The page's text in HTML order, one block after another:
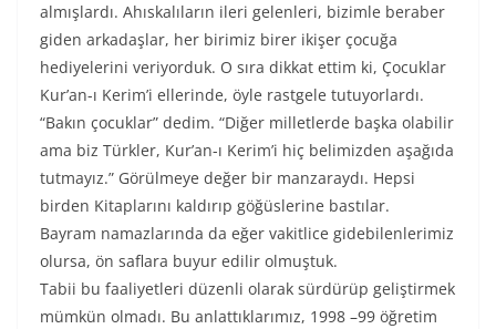
almışlardı. Ahıskalıların ileri gelenleri, bizimle beraber
giden arkadaşlar, her birimiz birer ikişer çocuğa
hediyelerini veriyorduk. O sıra dikkat ettim ki, Çocuklar
Kur’an-ı Kerim’i ellerinde, öyle rastgele tutuyorlardı.
“Bakın çocuklar” dedim. “Diğer milletlerde başka olabilir
ama biz Türkler, Kur’an-ı Kerim’i hiç belimizden aşağıda
tutmayız.” Görülmeye değer bir manzaraydı. Hepsi
birden Kitaplarını kaldırıp göğüslerine bastılar.
Bayram namazlarında da eğer vakitlice gidebilenlerimiz
olursa, ön saflara buyur edilir olmuştuk.
Tabii bu faaliyetleri düzenli olarak sürdürüp geliştirmek
mümkün olmadı. Bu anlattıklarımız, 1998 –99 öğretim